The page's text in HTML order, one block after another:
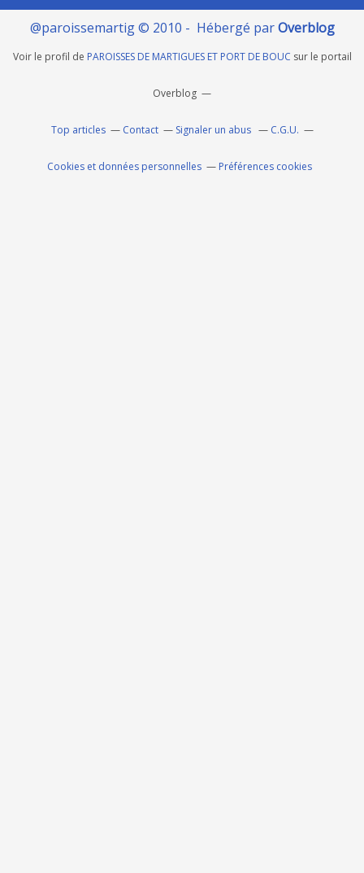
@paroissemartig © 2010 - Hébergé parOverblog
Voir le profil de PAROISSES DE MARTIGUES ET PORT DE BOUC sur le portail
Overblog
Top articles Contact Signaler un abus C.G.U.
Cookies et données personnelles Préférences cookies